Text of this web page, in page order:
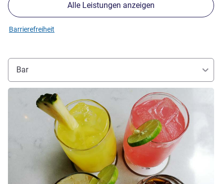
Alle Leistungen anzeigen
Barrierefreiheit
Bar
Details ansehen